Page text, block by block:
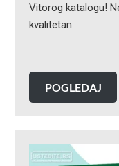
Vitorog katalogu!
kvalitetan…
POGLEDAJ